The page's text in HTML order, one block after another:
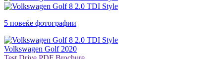
5 повеќе фотографии
Volkswagen Golf 2020